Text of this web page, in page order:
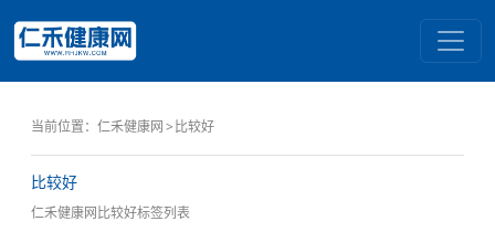
当前位置： 仁禾健康网 比较好
比较好
仁禾健康网比较好标签列表